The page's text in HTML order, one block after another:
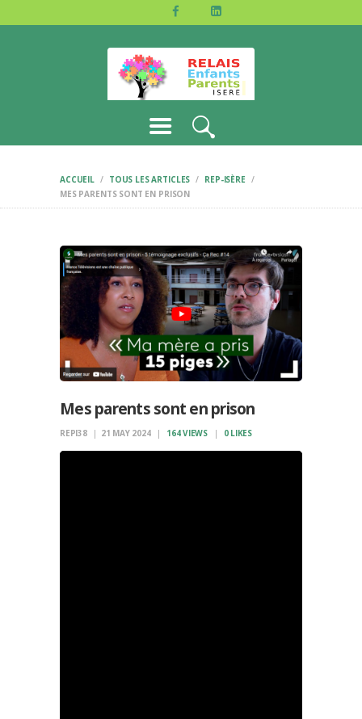
ACCUEIL TOUS LES ARTICLES
REP-ISÈRE
MES PARENTS SONT EN PRISON
L’ASSOCIATION
JE M’IMPLIQUE
PARTENAIRES
CONTACTS
Mes parents sont en prison
REPI38 21 MAY 2024 164VIEWS 0 LIKES